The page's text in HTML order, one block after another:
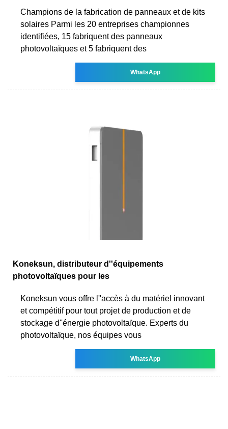
Champions de la fabrication de panneaux et de kits
solaires Parmi les 20 entreprises championnes
identifiées, 15 fabriquent des panneaux
photovoltaïques et 5 fabriquent des
WhatsApp
Koneksun, distributeur d''équipements
photovoltaïques pour les
Koneksun vous offre l''accès à du matériel innovant
et compétitif pour tout projet de production et de
stockage d''énergie photovoltaïque. Experts du
photovoltaïque, nos équipes vous
WhatsApp